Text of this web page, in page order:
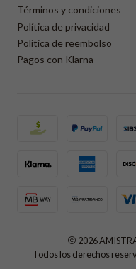
Términos y condiciones
Política de privacidad
Política de reembolso
Pagos con Klarna
2026
Todos los derechos